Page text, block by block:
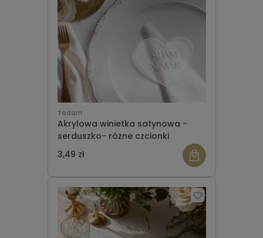
Tadam
Akrylowa winietka satynowa -
serduszko- różne czcionki
3,49 zł